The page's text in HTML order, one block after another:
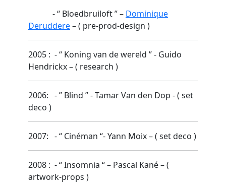
- “ Bloedbruiloft ” – Dominique
Deruddere– ( pre-prod-design )
2005 : - “ Koning van de wereld ” - Guido
Hendrickx – ( research )
2006: - ” Blind ” - Tamar Van den Dop - ( set
deco )
2007: - “ Cinéman “- Yann Moix – ( set deco )
2008 : - “ Insomnia “ – Pascal Kané – (
artwork-props )